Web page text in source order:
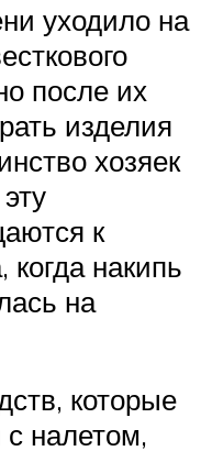
уходило на
после их
изделия
хозяек
к
накипь
на
которые
налетом,